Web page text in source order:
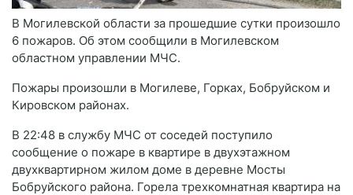
В Могилевской области за прошедшие сутки произошло
6 пожаров. Об этом сообщили в Могилевском
областном управлении МЧС.
Пожары произошли в Могилеве, Горках, Бобруйском и
Кировском районах.
В 22:48 в службу МЧС от соседей поступило
сообщение о пожаре в квартире в двухэтажном
двухквартирном жилом доме в деревне Мосты
Бобруйского района. Горела трехкомнатная квартира на